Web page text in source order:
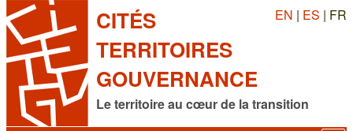
CITÉS
TERRITOIRES
GOUVERNANCE
Le territoire au cœur de la transition
EN | ES | FR